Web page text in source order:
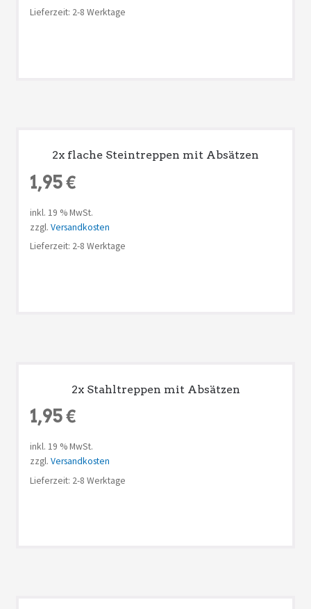
Lieferzeit: 2-8 Werktage
2x flache Steintreppen mit Absätzen
1,95€
inkl. 19 % MwSt.
zzgl. Versandkosten
Lieferzeit: 2-8 Werktage
2x Stahltreppen mit Absätzen
1,95€
inkl. 19 % MwSt.
zzgl. Versandkosten
Lieferzeit: 2-8 Werktage